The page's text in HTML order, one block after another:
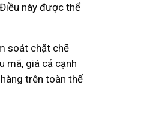
này được thể
soát chặt chẽ
mã, giá cả cạnh
trên toàn thế